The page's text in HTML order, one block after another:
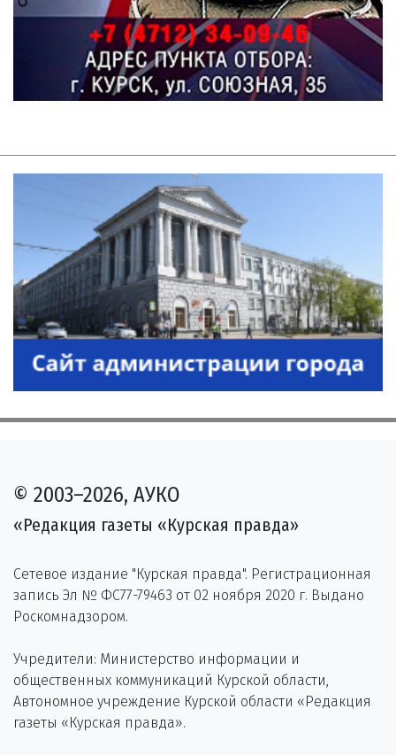
© 2003–2026, АУКО
«Редакция газеты «Курская правда»
Сетевое издание "Курская правда". Регистрационная
запись Эл № ФС77-79463 от 02 ноября 2020 г. Выдано
Роскомнадзором.
Учредители: Министерство информации и
общественных коммуникаций Курской области,
Автономное учреждение Курской области «Редакция
газеты «Курская правда».